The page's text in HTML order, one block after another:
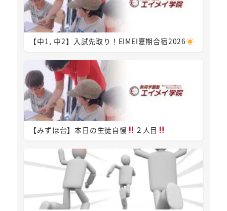
【中1, 中2】入試先取り！EIMEI夏期合宿2026
【みずほ台】本日の生徒自慢 ２人目